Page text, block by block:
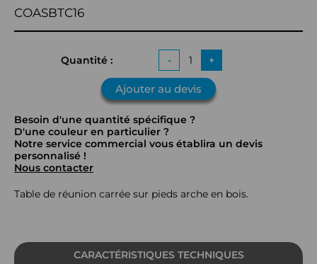
COASBTC16
Quantité : - +
Ajouter au devis
Besoin d'une quantité spécifique ?
D'une couleur en particulier ?
Notre service commercial vous établira un devis
personnalisé !
Nous contacter
Table de réunion carrée sur pieds arche en bois.
CARACTÉRISTIQUES TECHNIQUES